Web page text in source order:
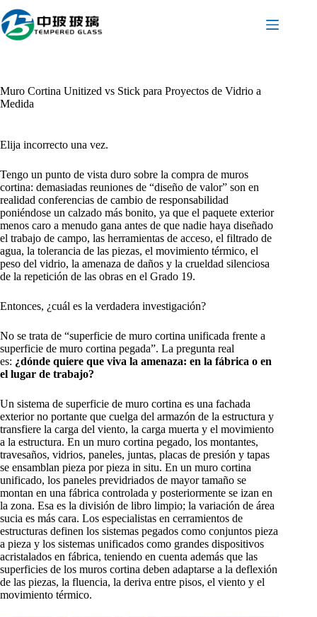
al
contenido
Muro Cortina Unitized vs Stick para Proyectos de Vidrio a
Medida
Elija incorrecto una vez.
Tengo un punto de vista duro sobre la compra de muros
cortina: demasiadas reuniones de “diseño de valor” son en
realidad conferencias de cambio de responsabilidad
poniéndose un calzado más bonito, ya que el paquete exterior
menos caro a menudo gana antes de que nadie haya diseñado
el trabajo de campo, las herramientas de acceso, el filtrado de
agua, la tolerancia de las piezas, el movimiento térmico, el
peso del vidrio, la amenaza de daños y la crueldad silenciosa
de la repetición de las obras en el Grado 19.
Entonces, ¿cuál es la verdadera investigación?
No se trata de “superficie de muro cortina unificada frente a
superficie de muro cortina pegada”. La pregunta real
es: ¿dónde quiere que viva la amenaza: en la fábrica o en
el lugar de trabajo?
Un sistema de superficie de muro cortina es una fachada
exterior no portante que cuelga del armazón de la estructura y
transfiere la carga del viento, la carga muerta y el movimiento
a la estructura. En un muro cortina pegado, los montantes,
travesaños, vidrios, paneles, juntas, placas de presión y tapas
se ensamblan pieza por pieza in situ. En un muro cortina
unificado, los paneles previdriados de mayor tamaño se
montan en una fábrica controlada y posteriormente se izan en
la zona. Esa es la división de libro limpio; la variación de área
sucia es más cara. Los especialistas en cerramientos de
estructuras definen los sistemas pegados como conjuntos pieza
a pieza y los sistemas unificados como grandes dispositivos
acristalados en fábrica, teniendo en cuenta además que las
superficies de los muros cortina deben adaptarse a la deflexión
de las piezas, la fluencia, la deriva entre pisos, el viento y el
movimiento térmico.